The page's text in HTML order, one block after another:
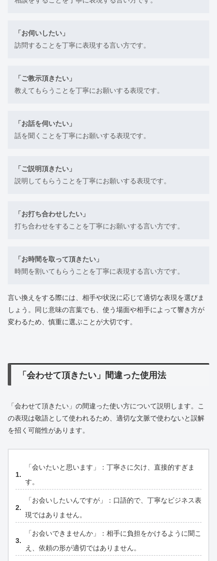
「お伺いしたい」
訪問することを丁寧に表現する言い方です。
「ご教示頂きたい」
教えてもらうことを丁寧にお願いする表現です。
「お話を伺いたい」
話を聞くことを丁寧にお願いする表現です。
「ご説明頂きたい」
説明してもらうことを丁寧にお願いする表現です。
「お打ち合わせしたい」
打ち合わせをすることを丁寧にお願いする言い方です。
「お時間を取って頂きたい」
時間を割いてもらうことを丁寧に表現する言い方です。
言い換えをする際には、相手や状況に応じて適切な表現を選びま
しょう。同じ意味の言葉でも、使う場面や相手によって響き方が
変わるため、慎重に選ぶことが大切です。
「会わせて頂きたい」間違った使用法
「会わせて頂きたい」の間違った使い方について説明します。こ
の表現は敬語として使われるため、適切な文脈で使わないと誤解
を招く可能性があります。
「会いたいと思います」：丁寧さに欠け、直接的すぎま
す。
「お会いしたいんですが」：口語的で、丁寧なビジネス表
現ではありません。
「お会いできませんか」：相手に負担をかけるように聞こ
え、依頼の形が適切ではありません。